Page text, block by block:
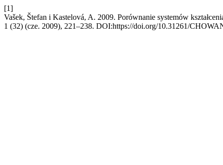
[1]
Vašek, Štefan i Kastelová, A. 2009. Porównanie systemów
1 (32) (cze. 2009), 221–238. DOI:https://doi.org/10.31261/